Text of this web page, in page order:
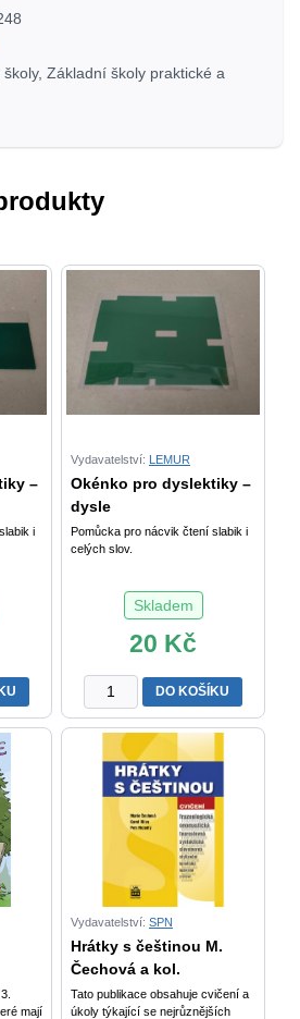
, Základní školy praktické a
–
i
Vydavatelství: LEMUR
Okénko pro dyslektiky –
dysle
Pomůcka pro nácvik čtení slabik i
celých slov.
Skladem
20 Kč
Okénko
pro
dyslektiky
dyslektická
záložka
množství
DO KOŠÍKU
mají
Vydavatelství: SPN
Hrátky s češtinou M.
Čechová a kol.
Tato publikace obsahuje cvičení a
úkoly týkající se nejrůznějších